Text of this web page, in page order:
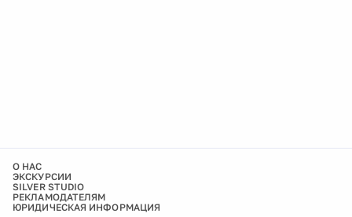
О НАС
ЭКСКУРСИИ
SILVER STUDIO
РЕКЛАМОДАТЕЛЯМ
ЮРИДИЧЕСКАЯ ИНФОРМАЦИЯ